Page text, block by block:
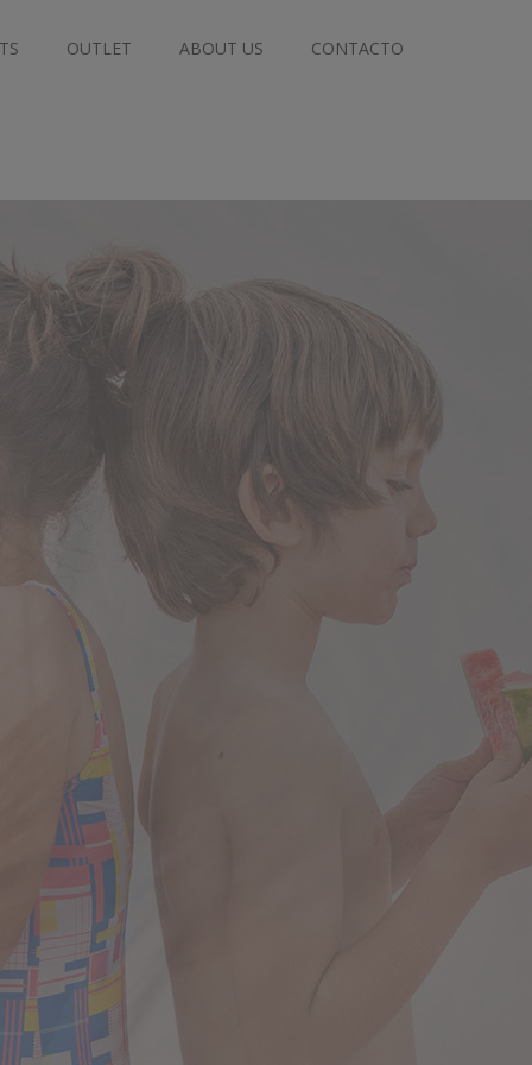
OUTLET ABOUT US CONTACTO